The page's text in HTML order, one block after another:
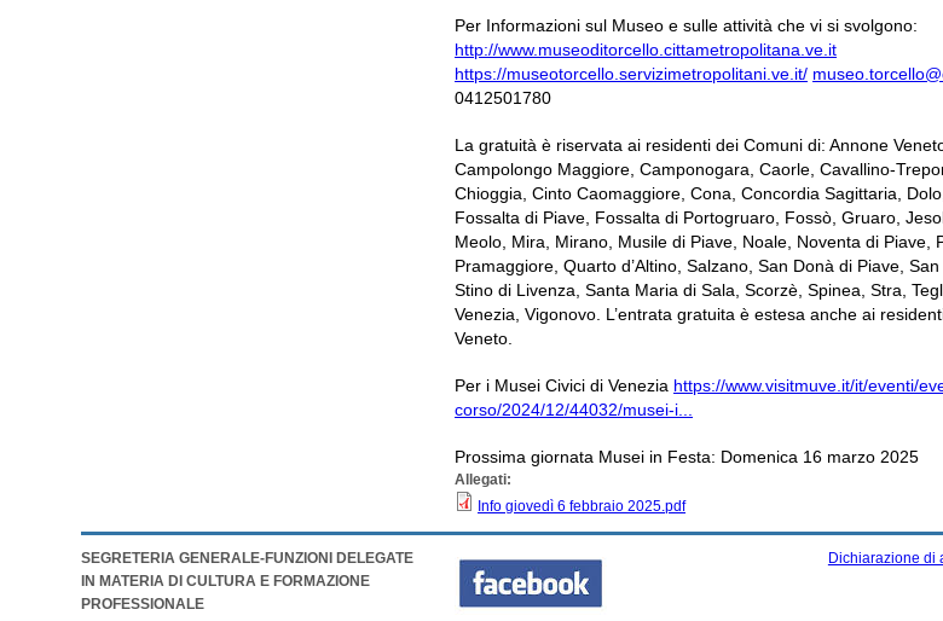
Per Informazioni sul Museo e sulle attività che vi si svolgono:
http://www.museoditorcello.cittametropolitana.ve.it
https://museotorcello.servizimetropolitani.ve.it/
0412501780
La gratuità è riservata ai residenti dei Comuni di: Annone
Campolongo Maggiore, Camponogara, Caorle, Cavallino-
Chioggia, Cinto Caomaggiore, Cona, Concordia Sagittaria,
Fossalta di Piave, Fossalta di Portogruaro, Fossò, Gruaro,
Meolo, Mira, Mirano, Musile di Piave, Noale, Noventa di Piave,
Pramaggiore, Quarto d’Altino, Salzano, San Donà di Piave,
Stino di Livenza, Santa Maria di Sala, Scorzè, Spinea, Stra,
Venezia, Vigonovo. L’entrata gratuita è estesa anche ai
Veneto.
Per i Musei Civici di Venezia https://www.visitmuve.it/it/eventi/
corso/2024/12/44032/musei-i...
Prossima giornata Musei in Festa: Domenica 16 marzo 2025
Allegati:
Info giovedì 6 febbraio 2025.pdf
SEGRETERIA GENERALE-FUNZIONI DELEGATE
IN MATERIA DI CULTURA E FORMAZIONE
PROFESSIONALE
Dichiarazione di